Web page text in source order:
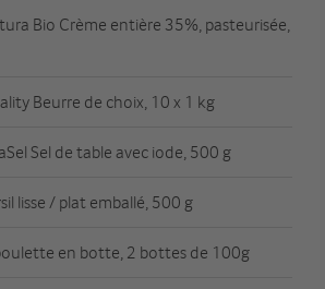
Bio Crème entière 35%, pasteurisée,
Beurre de choix, 10 x 1 kg
Sel de table avec iode, 500 g
lisse / plat emballé, 500 g
en botte, 2 bottes de 100g